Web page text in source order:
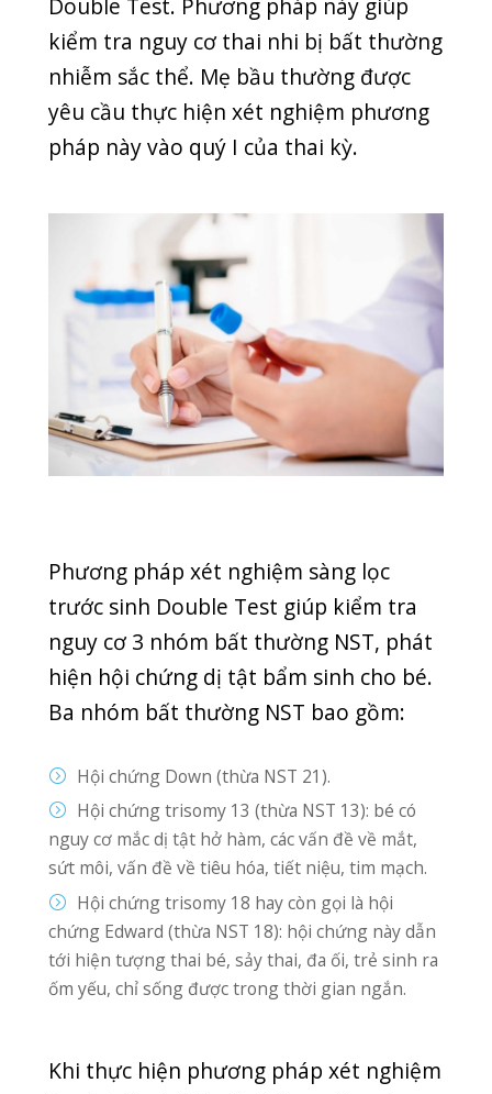
Hội chứng trisomy 13 (thừa NST 13): bé có
nguy cơ mắc dị tật hở hàm, các vấn đề về mắt,
sứt môi, vấn đề về tiêu hóa, tiết niệu, tim mạch.
Hội chứng trisomy 18 hay còn gọi là hội
chứng Edward (thừa NST 18): hội chứng này dẫn
tới hiện tượng thai bé, sảy thai, đa ối, trẻ sinh ra
ốm yếu, chỉ sống được trong thời gian ngắn.
Khi thực hiện phương pháp xét nghiệm
Double Test, bác sỹ sẽ thu mẫu máu
mẹ từ 5 – 15ml , tách chiết và phân tích
ADN. Mẹ bầu không cần nhịn ăn hay ăn
kiêng, có thể ăn uống đầy đủ để đảm
bảo sức khỏe. Tuy có thể sàng lọc bất
thường nhiễm sắc thể nhưng phương
pháp này không thể phát hiện tất cả
các dị tật gen.
thấp thì mẹ có thể tạm yên tâm.
Nhưng mẹ bầu vẫn nên thực hiện
phương pháp sàng lọc khác để đảm
bảo kết quả chính xác nhất.
Phương pháp sàng lọc trước sinh
Nếu kết quả xét nghiệm Double Test
cho thấy nguy cơ bất thường cao, mẹ
bầu nên thực hiện phương pháp xét
nghiệm khác. Một trong số đó chính là
phương pháp Triple Test. Đối với thai
nhi từ 15-20 tuần tuổi, mẹ bầu nên
thực hiện xét nghiệm Triple Test nếu
chưa xét nghiệm bằng Double Test.
loại xét nghiệm sinh hóa, đánh giá thai